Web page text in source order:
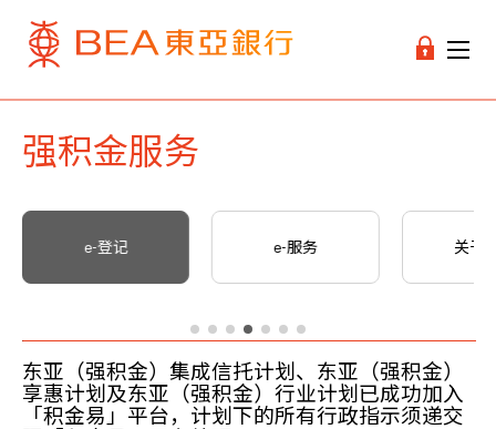
强积金服务
e-登记 e-服务 关于
东亚（强积金）集成信托计划、东亚（强积金）
享惠计划及东亚（强积金）行业计划已成功加入
「积金易」平台，计划下的所有行政指示须递交